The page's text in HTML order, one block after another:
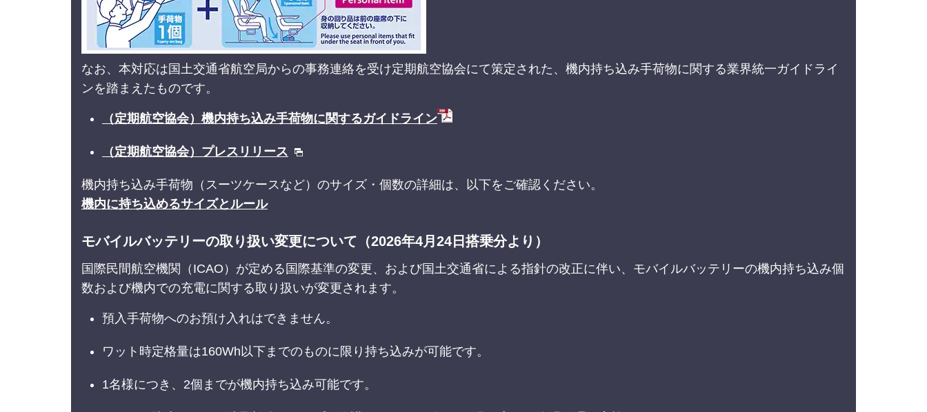
なお、本対応は国土交通省航空局からの事務連絡を受け定期航空協会にて策定された、機内持ち込み手荷物に関する業界統一ガイドライ
ンを踏まえたものです。
（定期航空協会）機内持ち込み手荷物に関するガイドライン
（定期航空協会）プレスリリース
機内持ち込み手荷物（スーツケースなど）のサイズ・個数の詳細は、以下をご確認ください。
機内に持ち込めるサイズとルール
モバイルバッテリーの取り扱い変更について（2026年4月24日搭乗分より）
国際民間航空機関（ICAO）が定める国際基準の変更、および国土交通省による指針の改正に伴い、モバイルバッテリーの機内持ち込み個
数および機内での充電に関する取り扱いが変更されます。
預入手荷物へのお預け入れはできません。
ワット時定格量は160Wh以下までのものに限り持ち込みが可能です。
1名様につき、2個までが機内持ち込み可能です。